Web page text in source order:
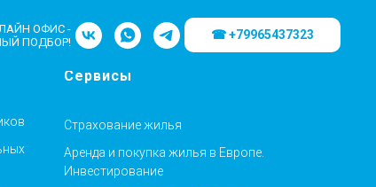
ОФИС -
ПОДБОР!
☎ +79965437323
Сервисы
Страхование жилья
Аренда и покупка жилья в Европе.
Инвестирование